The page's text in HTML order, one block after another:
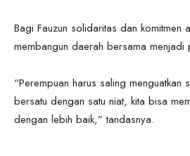
Bagi Fauzun solidaritas dan komitmen
membangun daerah bersama menjadi
“Perempuan harus saling menguatkan
bersatu dengan satu niat, kita bisa
dengan lebih baik,” tandasnya.